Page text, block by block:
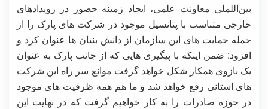
بین‌اللملی معاونت علمی، ایجاد زمینه حضور در رویدادهای
خارجی متناسب با پتانسیل موجود در شرکت های پارک را از
جمله حمایت های این سازمان از دانش بنیان ها عنوان کرد و
افزود: ضمن اینکه با پیگیری هایی که از جانب پارک به عنوان
یک بازوی همکار شکل خواهد گرفت موانع سر راه این شرکت
های استانی رفع خواهد شد و ما هم همه ظرفیت های موجود
در حوزه صادرات را به کار خواهیم گرفت که در نهایت این